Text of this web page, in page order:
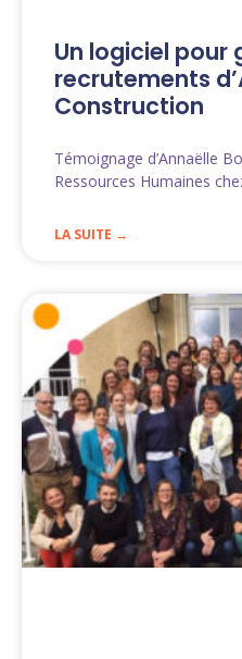
Un logiciel pour
recrutements
Construction
Témoignage d’Annaëlle
Ressources Humaines
LA SUITE →